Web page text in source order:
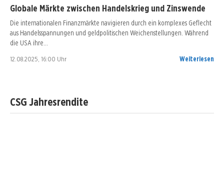
Globale Märkte zwischen Handelskrieg und Zinswende
Die internationalen Finanzmärkte navigieren durch ein komplexes Geflecht
aus Handelsspannungen und geldpolitischen Weichenstellungen. Während
die USA ihre…
12.08.2025, 16:00 Uhr Weiterlesen
CSG Jahresrendite